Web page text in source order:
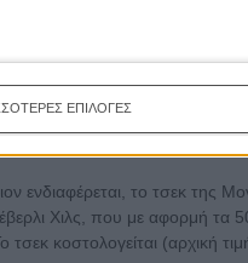
ΕΠΙΛΟΓΕΣ
πλευράς σε μία αυτοψία
με αυτόν της Νάταλι
δεν υπάρχει περίπτωση
ενδιαφέρεται, το τσεκ της
Χιλς, που με αφορμή τα 50
τσεκ κοστολογείται (αρχική